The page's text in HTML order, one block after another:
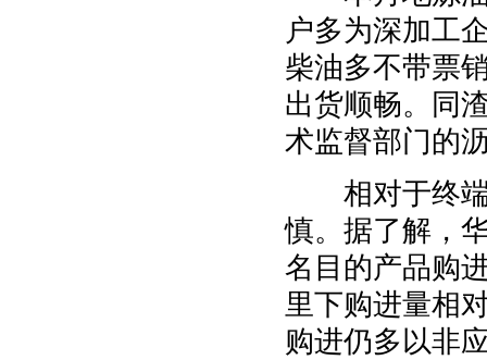
户多为深加工
柴油多不带票
出货顺畅。同
术监督部门的
相对于终端
慎。据了解，
名目的产品购
里下购进量相
购进仍多以非